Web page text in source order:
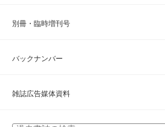
別冊・臨時増刊号
バックナンバー
雑誌広告媒体資料